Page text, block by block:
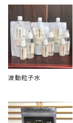
波動粒子水